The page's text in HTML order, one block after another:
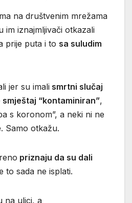
na društvenim mrežama
im iznajmljivači otkazali
prije puta i to sa suludim
jer su imali smrtni slučaj
smještaj “kontaminiran”,
s koronom”, a neki ni ne
Samo otkažu.
priznaju da su dali
to sada ne isplati.
na ulici, a